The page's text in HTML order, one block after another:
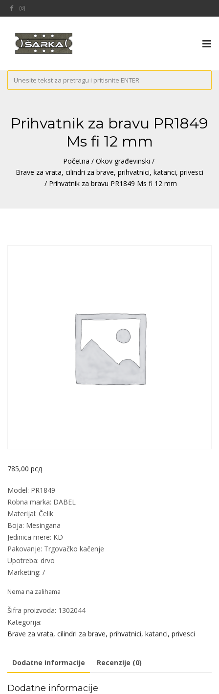
Prihvatnik za bravu PR1849
Ms fi 12 mm
Početna / Okov građevinski /
Brave za vrata, cilindri za brave, prihvatnici, katanci, privesci
/ Prihvatnik za bravu PR1849 Ms fi 12 mm
785,00 рсд
Model: PR1849
Robna marka: DABEL
Materijal: Čelik
Boja: Mesingana
Jedinica mere: KD
Pakovanje: Trgovačko kačenje
Upotreba: drvo
Marketing: /
Nema na zalihama
Šifra proizvoda: 1302044
Kategorija:
Brave za vrata, cilindri za brave, prihvatnici, katanci, privesci
Dodatne informacije Recenzije (0)
Dodatne informacije